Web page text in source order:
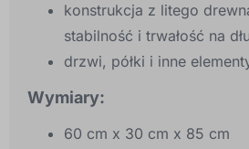
konstrukcja z litego
stabilność i trwałość na
drzwi, półki i inne
Wymiary:
60 cm x 30 cm x 85 cm